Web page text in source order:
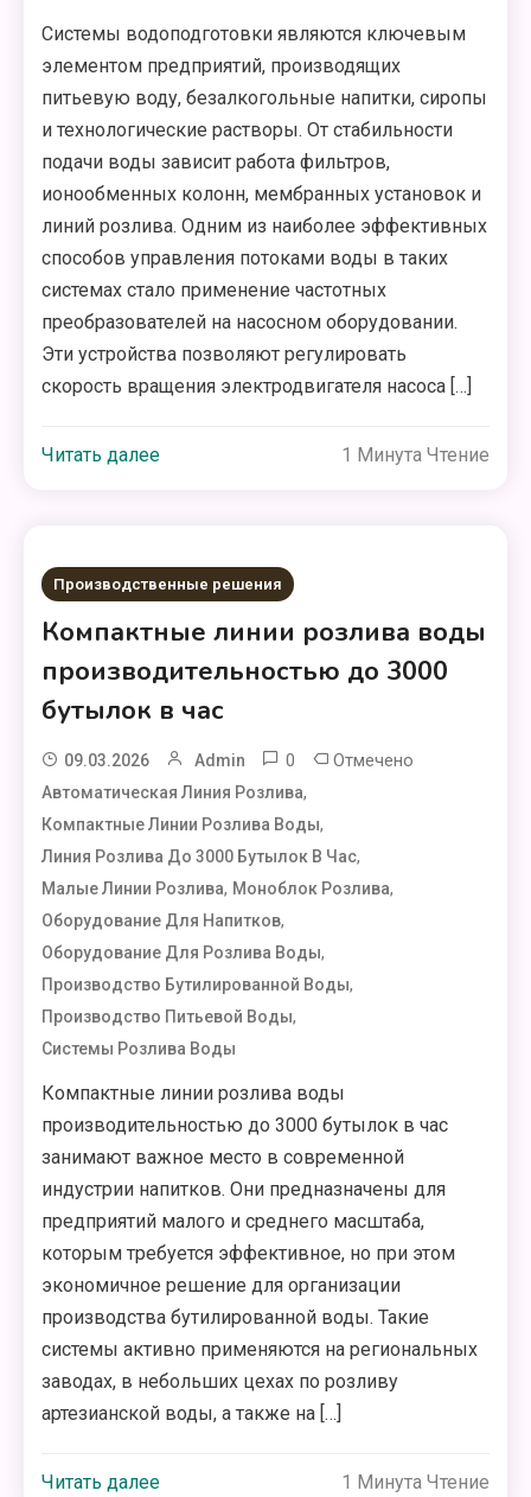
Системы водоподготовки являются ключевым
элементом предприятий, производящих
питьевую воду, безалкогольные напитки, сиропы
и технологические растворы. От стабильности
подачи воды зависит работа фильтров,
ионообменных колонн, мембранных установок и
линий розлива. Одним из наиболее эффективных
способов управления потоками воды в таких
системах стало применение частотных
преобразователей на насосном оборудовании.
Эти устройства позволяют регулировать
скорость вращения электродвигателя насоса […]
Читать далее 1 Минута Чтение
Производственные решения
Компактные линии розлива воды
производительностью до 3000
бутылок в час
09.03.2026 Admin 0 Отмечено
Автоматическая Линия Розлива,
Компактные Линии Розлива Воды,
Линия Розлива До 3000 Бутылок В Час,
Малые Линии Розлива, Моноблок Розлива,
Оборудование Для Напитков,
Оборудование Для Розлива Воды,
Производство Бутилированной Воды,
Производство Питьевой Воды,
Системы Розлива Воды
Компактные линии розлива воды
производительностью до 3000 бутылок в час
занимают важное место в современной
индустрии напитков. Они предназначены для
предприятий малого и среднего масштаба,
которым требуется эффективное, но при этом
экономичное решение для организации
производства бутилированной воды. Такие
системы активно применяются на региональных
заводах, в небольших цехах по розливу
артезианской воды, а также на […]
Читать далее 1 Минута Чтение